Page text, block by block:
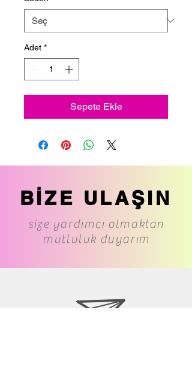
Adet *
Sepete Ekle
BİZE ULAŞIN
size yardımcı olmaktan
mutluluk duyarım